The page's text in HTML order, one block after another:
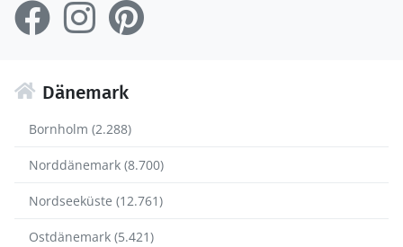
Dänemark
Bornholm (2.288)
Norddänemark (8.700)
Nordseeküste (12.761)
Ostdänemark (5.421)